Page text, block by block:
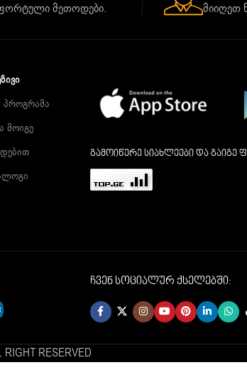
მეთოდები. მიიღეთ
მოიგე
გამოიწერე სიახლეები და გაიგე
ჩვენ სოციალურ ქსელებში:
RESERVED